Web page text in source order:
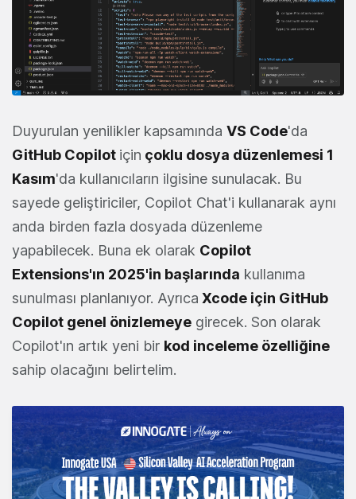
Duyurulan yenilikler kapsamında VS Code'da
GitHub Copilot için çoklu dosya düzenlemesi 1
Kasım'da kullanıcıların ilgisine sunulacak. Bu
sayede geliştiriciler, Copilot Chat'i kullanarak aynı
anda birden fazla dosyada düzenleme
yapabilecek. Buna ek olarak Copilot
Extensions'ın 2025'in başlarında kullanıma
sunulması planlanıyor. Ayrıca Xcode için GitHub
Copilot genel önizlemeye girecek. Son olarak
Copilot'ın artık yeni bir kod inceleme özelliğine
sahip olacağını belirtelim.